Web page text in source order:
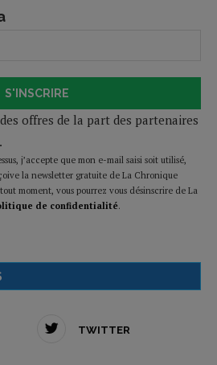
S'INSCRIRE
offres de la part des partenaires
j’accepte que mon e-mail saisi soit utilisé,
la newsletter gratuite de La Chronique
moment, vous pourrez vous désinscrire de La
de confidentialité.
TWITTER